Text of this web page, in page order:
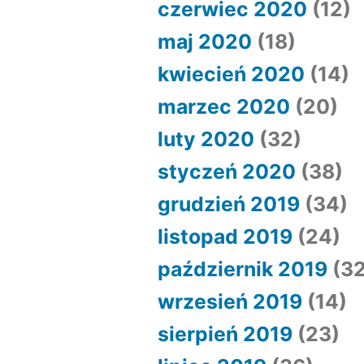
czerwiec 2020 (12)
maj 2020 (18)
kwiecień 2020 (14)
marzec 2020 (20)
luty 2020 (32)
styczeń 2020 (38)
grudzień 2019 (34)
listopad 2019 (24)
październik 2019
wrzesień 2019 (14)
sierpień 2019 (23)